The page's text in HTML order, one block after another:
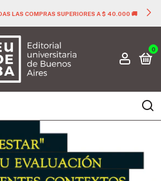
LAS COMPRAS SUPERIORES A $ 40.000 🚚
0